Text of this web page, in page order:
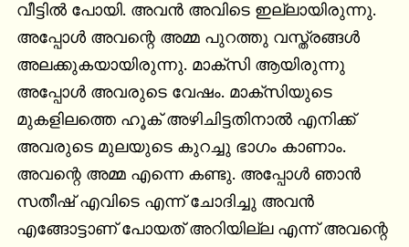
വീട്ടിൽ പോയി. അവൻ അവിടെ ഇല്ലായിരുന്നു.
അപ്പോൾ അവന്റെ അമ്മ പുറത്തു വസ്ത്രങ്ങൾ
അലക്കുകയായിരുന്നു. മാക്സി ആയിരുന്നു
അപ്പോൾ അവരുടെ വേഷം. മാക്സിയുടെ
മുകളിലത്തെ ഹൂക് അഴിചിട്ടതിനാൽ എനിക്ക്
അവരുടെ മുലയുടെ കുറച്ചു ഭാഗം കാണാം.
അവന്റെ അമ്മ എന്നെ കണ്ടു. അപ്പോൾ ഞാൻ
സതീഷ്‌ എവിടെ എന്ന് ചോദിച്ചു അവൻ
എങ്ങോട്ടാണ് പോയത് അറിയില്ല എന്ന് അവന്റെ